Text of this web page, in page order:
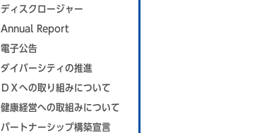
ディスクロージャー
Annual Report
電子公告
ダイバーシティの推進
ＤＸへの取り組みについて
健康経営への取組みについて
パートナーシップ構築宣言